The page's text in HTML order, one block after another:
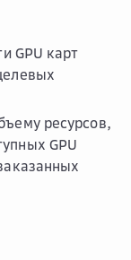
GPU карт
ресурсов,
GPU